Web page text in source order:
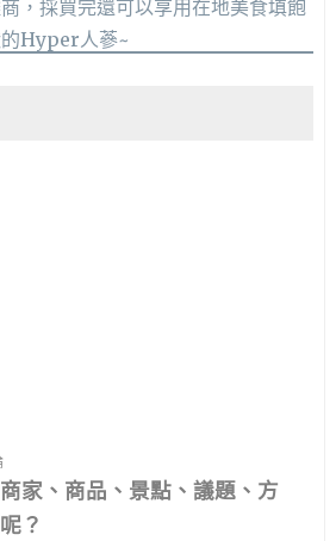
家、商品、景點、議題、方
？